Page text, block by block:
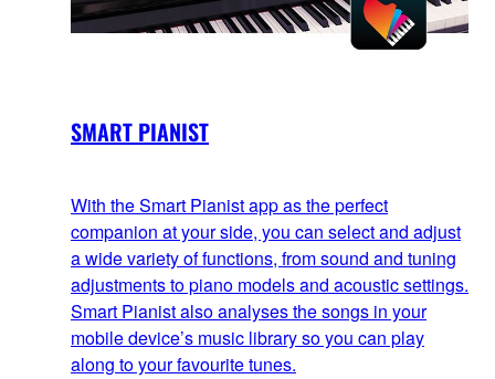
SMART PIANIST
With the Smart Pianist app as the perfect
companion at your side, you can select and adjust
a wide variety of functions, from sound and tuning
adjustments to piano models and acoustic settings.
Smart Pianist also analyses the songs in your
mobile device’s music library so you can play
along to your favourite tunes.